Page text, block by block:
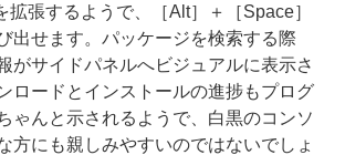
拡張するようで、［Alt］＋［Space］
出せます。パッケージを検索する際
がサイドパネルへビジュアルに表示さ
ロードとインストールの進捗もプログ
ゃんと示されるようで、白黒のコンソ
方にも親しみやすいのではないでしょ